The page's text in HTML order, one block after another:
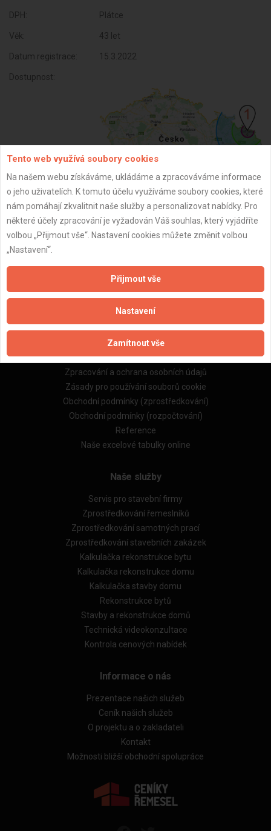
DPH: Plátce
Věk: 43 let
Datum registrace: 15.3.2022
Dostupnost:
ZPĚT
Naše firmy a řemeslníci
Zpracování a ochrana osobních údajů
Zásady pro používání souborů cookie
Obchodní podmínky (zprostředkování)
Obchodní podmínky (rozpočtování)
Reference
Naše excelové tabulky online
Naše služby
Servis pro stavební firmy
Zprostředkování řemeslníků
Zprostředkování samotných prací
Zprostředkování stavebních zakázek
Kalkulačka rekonstrukce bytu
Kalkulačka rekonstrukce domu
Kalkulačka stavby domu
Rekonstrukce bytů
Stavby a rekonstrukce domů
Technická videokonzultace
Kontrola cenových nabídek
Informace o nás
Prezentace našich služeb
Ceník našich služeb
O projektu a o zakladateli
Kontakt
Možnosti bližší obchodní spolupráce
Tento web využívá soubory cookies
Na našem webu získáváme, ukládáme a zpracováváme informace
o jeho uživatelích. K tomuto účelu využíváme soubory cookies, které
nám pomáhají zkvalitnit naše služby a personalizovat nabídky. Pro
některé účely zpracování je vyžadován Váš souhlas, který vyjádříte
volbou „Přijmout vše“. Nastavení cookies můžete změnit volbou
„Nastavení“.
Přijmout vše
Nastavení
Zamítnout vše